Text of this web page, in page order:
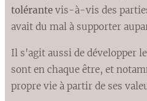
tolérante vis-à-vis des
avait du mal à supporter
Il s'agit aussi de développer
sont en chaque être, et
propre vie à partir de ses